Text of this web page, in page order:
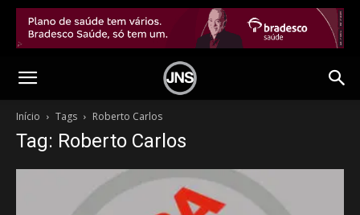
Início Tags Roberto Carlos
Tag: Roberto Carlos